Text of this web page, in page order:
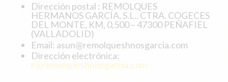
Dirección postal : REMOLQUES
HERMANOS GARCÍA, S.L.. CTRA. COGECES
DEL MONTE, KM, 0,500 – 47300 PEÑAFIEL
(VALLADOLID)
Email: asun@remolqueshnosgarcia.com
Dirección electrónica:
r@remolqueshnosgarcia.com